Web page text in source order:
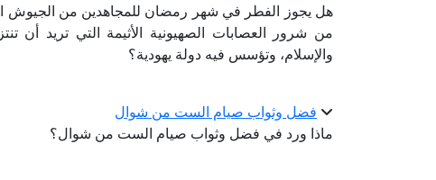
هل يجوز الفطر في شهر رمضان ‏للمجاهدين من الجيوش
من شرور العصابات الصهيونية ‏الأثيمة التي تريد أن
‏والإسلام، وتؤسس فيه دولة يهودية؟
فضل وثواب صيام الست من شوال
ماذا ورد في فضل وثواب صيام الست من شوال؟